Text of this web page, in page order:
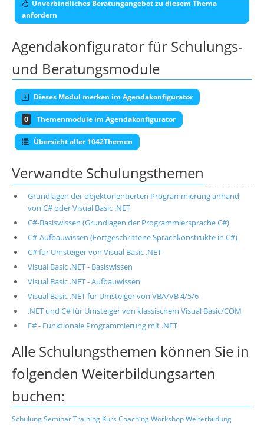
Unverbindliches Beratungangebot zu diesem Thema
anfordern
Agendakonfigurator für Schulungs-
und Beratungsmodule
Dieses Modul merken im Agendakonfigurator
0 Themenmodule im Agendakonfigurator
Übersicht aller 1042Themen
Verwandte Schulungsthemen
Grundlagen der objektorientierten Programmierung anhand
von C# oder Visual Basic .NET
C#-Basiswissen (Grundlagen der Programmiersprache C#)
C#-Aufbauwissen (Fortgeschrittene Sprachkonstrukte in C#)
C# für Umsteiger von Visual Basic .NET
Visual Basic .NET - Basiswissen
Visual Basic .NET - Aufbauwissen
Visual Basic .NET für Umsteiger von VBA/VB 4/5/6
.NET und C# für Umsteiger von klassischem Visual Basic/COM
F# - Funktionale Programmierung mit .NET
Alle Schulungsthemen können Sie in
folgenden Weiterbildungsarten
buchen:
SchulungSeminarTraining Kurs CoachingWorkshopWeiterbildung